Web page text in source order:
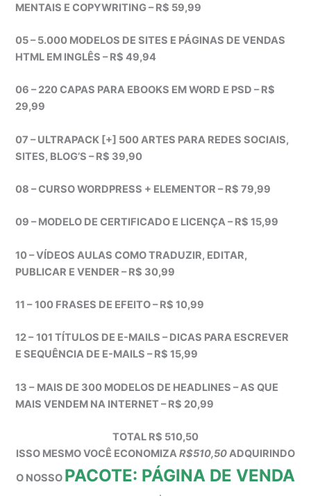
MENTAIS E COPYWRITING – R$ 59,99
05 – 5.000 MODELOS DE SITES E PÁGINAS DE VENDAS
HTML EM INGLÊS – R$ 49,94
06 – 220 CAPAS PARA EBOOKS EM WORD E PSD – R$
29,99
07 – ULTRAPACK [+] 500 ARTES PARA REDES SOCIAIS,
SITES, BLOG’S – R$ 39,90
08 – CURSO WORDPRESS + ELEMENTOR – R$ 79,99
09 – MODELO DE CERTIFICADO E LICENÇA – R$ 15,99
10 – VÍDEOS AULAS COMO TRADUZIR, EDITAR,
PUBLICAR E VENDER – R$ 30,99
11 – 100 FRASES DE EFEITO – R$ 10,99
12 – 101 TÍTULOS DE E-MAILS – DICAS PARA ESCREVER
E SEQUÊNCIA DE E-MAILS – R$ 15,99
13 – MAIS DE 300 MODELOS DE HEADLINES – AS QUE
MAIS VENDEM NA INTERNET – R$ 20,99
TOTAL R$ 510,50
ISSO MESMO VOCÊ ECONOMIZAR$510,50ADQUIRINDO
O NOSSO PACOTE: PÁGINA DE VENDA